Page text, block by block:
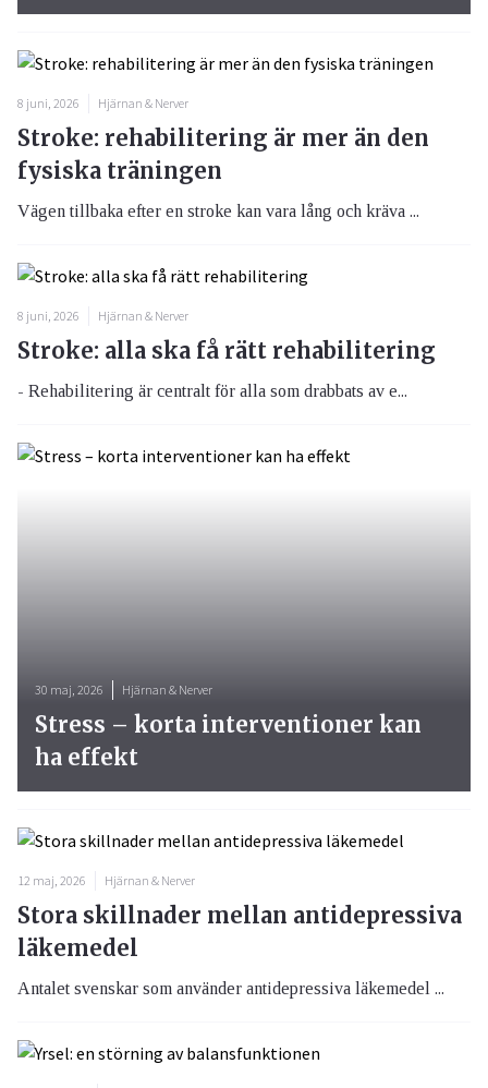
8 juni, 2026 Hjärnan & Nerver
Stroke: rehabilitering är mer än den
fysiska träningen
Vägen tillbaka efter en stroke kan vara lång och kräva ...
8 juni, 2026 Hjärnan & Nerver
Stroke: alla ska få rätt rehabilitering
- Rehabilitering är centralt för alla som drabbats av e...
30 maj, 2026 Hjärnan & Nerver
Stress – korta interventioner kan
ha effekt
12 maj, 2026 Hjärnan & Nerver
Stora skillnader mellan antidepressiva
läkemedel
Antalet svenskar som använder antidepressiva läkemedel ...